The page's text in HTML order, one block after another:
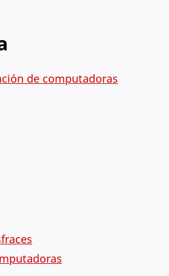
de computadoras